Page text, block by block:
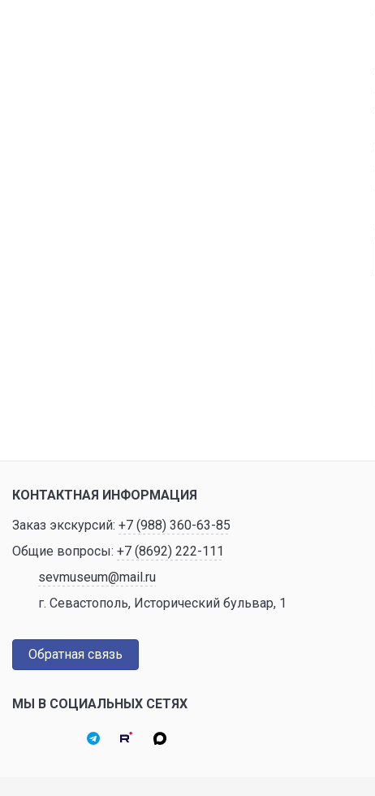
КОНТАКТНАЯ ИНФОРМАЦИЯ
Заказ экскурсий: +7 (988) 360-63-85
Общие вопросы: +7 (8692) 222-111
sevmuseum@mail.ru
г. Севастополь, Исторический бульвар, 1
Обратная связь
МЫ В СОЦИАЛЬНЫХ СЕТЯХ